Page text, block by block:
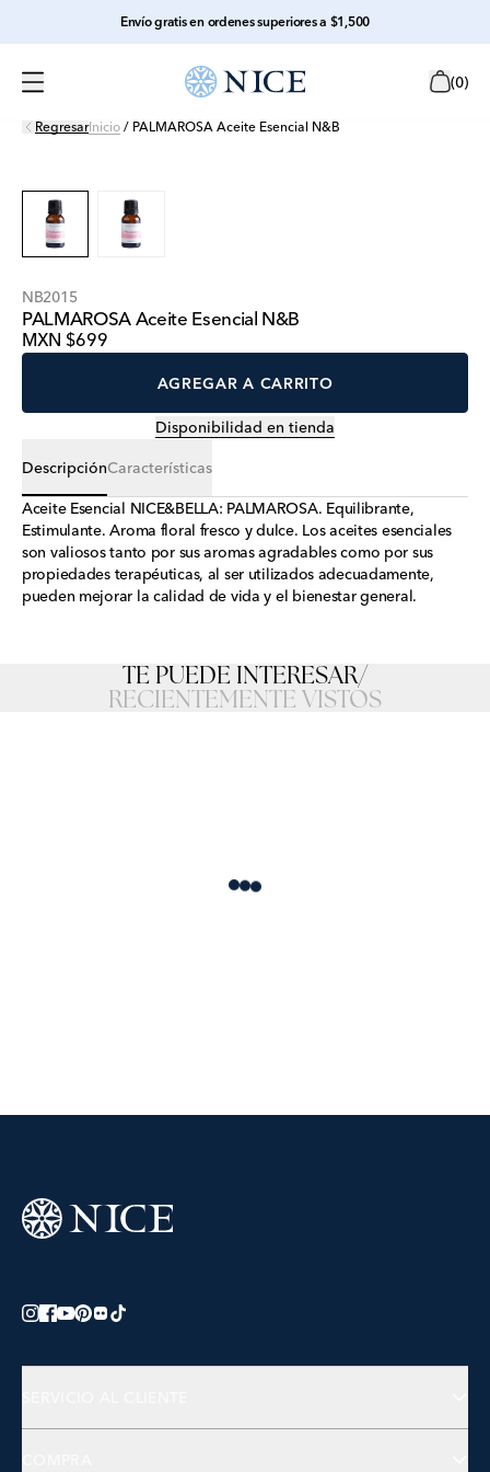
Envío gratis en ordenes superiores a $1,500
(0)
RegresarInicio / PALMAROSA Aceite Esencial N&B
NB2015
PALMAROSA Aceite Esencial N&B
MXN $699
AGREGAR A CARRITO
Disponibilidad en tienda
DescripciónCaracterísticas
Aceite Esencial NICE&BELLA: PALMAROSA. Equilibrante,
Estimulante. Aroma floral fresco y dulce. Los aceites esenciales
son valiosos tanto por sus aromas agradables como por sus
propiedades terapéuticas, al ser utilizados adecuadamente,
pueden mejorar la calidad de vida y el bienestar general.
TE PUEDE INTERESAR/
RECIENTEMENTE VISTOS
Loading